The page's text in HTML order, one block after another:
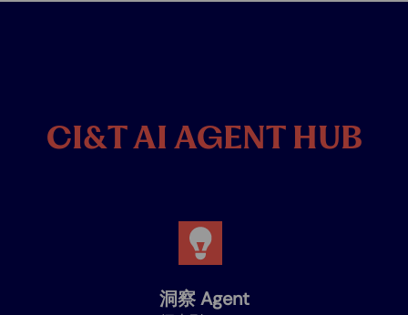
CI&T AI AGENT HUB
洞察 Agent